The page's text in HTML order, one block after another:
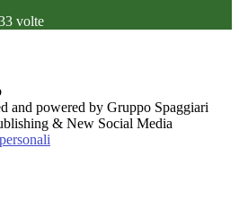
volte
and powered by Gruppo Spaggiari
& New Social Media